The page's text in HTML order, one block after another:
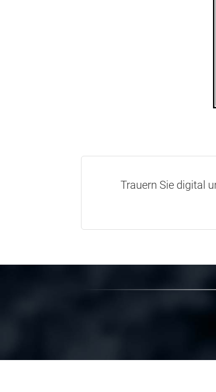
Trauern Sie digital